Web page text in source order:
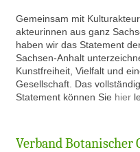
Gemeinsam mit
akteurinnen aus ganz
haben wir das Statement
Sachsen-Anhalt
Kunstfreiheit, Vielfalt und
Gesellschaft. Das
Statement können Sie hier
Verband Botanischer